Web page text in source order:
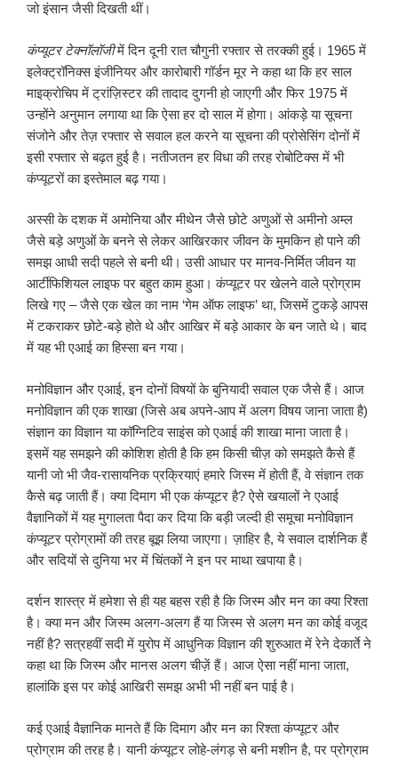
जो इंसान जैसी दिखती थीं।
कंप्यूटर टेक्नॉलॉजीमें दिन दूनी रात चौगुनी रफ्तार से तरक्की हुई। 1965 में
इलेक्ट्रॉनिक्स इंजीनियर और कारोबारी गॉर्डन मूर ने कहा था कि हर साल
माइक्रोचिप में ट्रांज़िस्टर की तादाद दुगनी हो जाएगी और फिर 1975 में
उन्होंने अनुमान लगाया था कि ऐसा हर दो साल में होगा। आंकड़े या सूचना
संजोने और तेज़ रफ्तार से सवाल हल करने या सूचना की प्रोसेसिंग दोनों में
इसी रफ्तार से बढ़त हुई है। नतीजतन हर विधा की तरह रोबोटिक्स में भी
कंप्यूटरों का इस्तेमाल बढ़ गया।
अस्सी के दशक में अमोनिया और मीथेन जैसे छोटे अणुओं से अमीनो अम्ल
जैसे बड़े अणुओं के बनने से लेकर आखिरकार जीवन के मुमकिन हो पाने की
समझ आधी सदी पहले से बनी थी। उसी आधार पर मानव-निर्मित जीवन या
आर्टीफिशियल लाइफ पर बहुत काम हुआ। कंप्यूटर पर खेलने वाले प्रोग्राम
लिखे गए – जैसे एक खेल का नाम ‘गेम ऑफ लाइफ’ था, जिसमें टुकड़े आपस
में टकराकर छोटे-बड़े होते थे और आखिर में बड़े आकार के बन जाते थे। बाद
में यह भी एआई का हिस्सा बन गया।
मनोविज्ञान और एआई, इन दोनों विषयों के बुनियादी सवाल एक जैसे हैं। आज
मनोविज्ञान की एक शाखा (जिसे अब अपने-आप में अलग विषय जाना जाता है)
संज्ञान का विज्ञान या कॉग्निटिव साइंस को एआई की शाखा माना जाता है।
इसमें यह समझने की कोशिश होती है कि हम किसी चीज़ को समझते कैसे हैं
यानी जो भी जैव-रासायनिक प्रक्रियाएं हमारे जिस्म में होती हैं, वे संज्ञान तक
कैसे बढ़ जाती हैं। क्या दिमाग भी एक कंप्यूटर है? ऐसे खयालों ने एआई
वैज्ञानिकों में यह मुगालता पैदा कर दिया कि बड़ी जल्दी ही समूचा मनोविज्ञान
कंप्यूटर प्रोग्रामों की तरह बूझ लिया जाएगा। ज़ाहिर है, ये सवाल दार्शनिक हैं
और सदियों से दुनिया भर में चिंतकों ने इन पर माथा खपाया है।
दर्शन शास्त्र में हमेशा से ही यह बहस रही है कि जिस्म और मन का क्या रिश्ता
है। क्या मन और जिस्म अलग-अलग हैं या जिस्म से अलग मन का कोई वजूद
नहीं है? सत्रहवीं सदी में युरोप में आधुनिक विज्ञान की शुरुआत में रेने देकार्ते ने
कहा था कि जिस्म और मानस अलग चीज़ें हैं। आज ऐसा नहीं माना जाता,
हालांकि इस पर कोई आखिरी समझ अभी भी नहीं बन पाई है।
कई एआई वैज्ञानिक मानते हैं कि दिमाग और मन का रिश्ता कंप्यूटर और
प्रोग्राम की तरह है। यानी कंप्यूटर लोहे-लंगड़ से बनी मशीन है, पर प्रोग्राम